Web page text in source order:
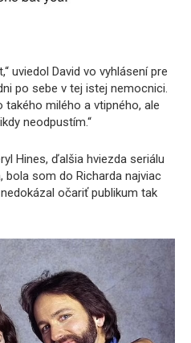
uviedol David vo vyhlásení pre
po sebe v tej istej nemocnici.
milého a vtipného, ale
neodpustím.“
Hines, ďalšia hviezda seriálu
bola som do Richarda najviac
očariť publikum tak